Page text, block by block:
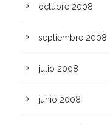
octubre 2008
septiembre 2008
julio 2008
junio 2008